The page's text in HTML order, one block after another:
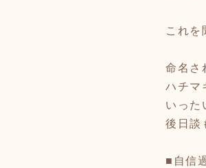
これを
命名さ
ハチマ
いった
後日談
■自信